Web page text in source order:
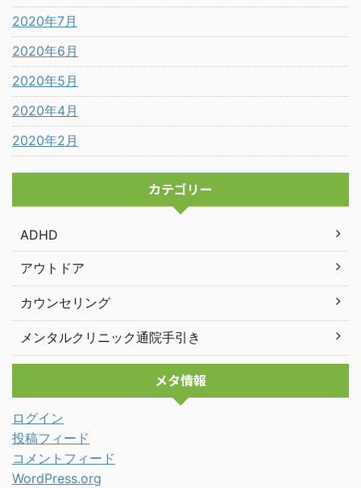
2020年7月
2020年6月
2020年5月
2020年4月
2020年2月
カテゴリー
ADHD
アウトドア
カウンセリング
メンタルクリニック通院手引き
メタ情報
ログイン
投稿フィード
コメントフィード
WordPress.org